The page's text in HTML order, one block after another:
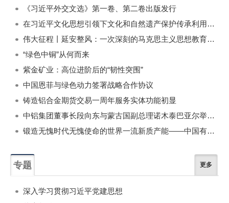
《习近平外交文选》第一卷、第二卷出版发行
在习近平文化思想引领下文化和自然遗产保护传承利用工作开创新局面
伟大征程丨延安整风：一次深刻的马克思主义思想教育运动
“绿色中铜”从何而来
紫金矿业：高位进阶后的“韧性突围”
中国恩菲与绿色动力签署战略合作协议
铸造铝合金期货交易一周年服务实体功能初显
中铝集团董事长段向东与蒙古国副总理诺木泰巴亚尔举行会谈
锻造无愧时代无愧使命的世界一流新质产能——中国有色金属工业的战略应对与破局之道（二）
专题 更多
深入学习贯彻习近平党建思想